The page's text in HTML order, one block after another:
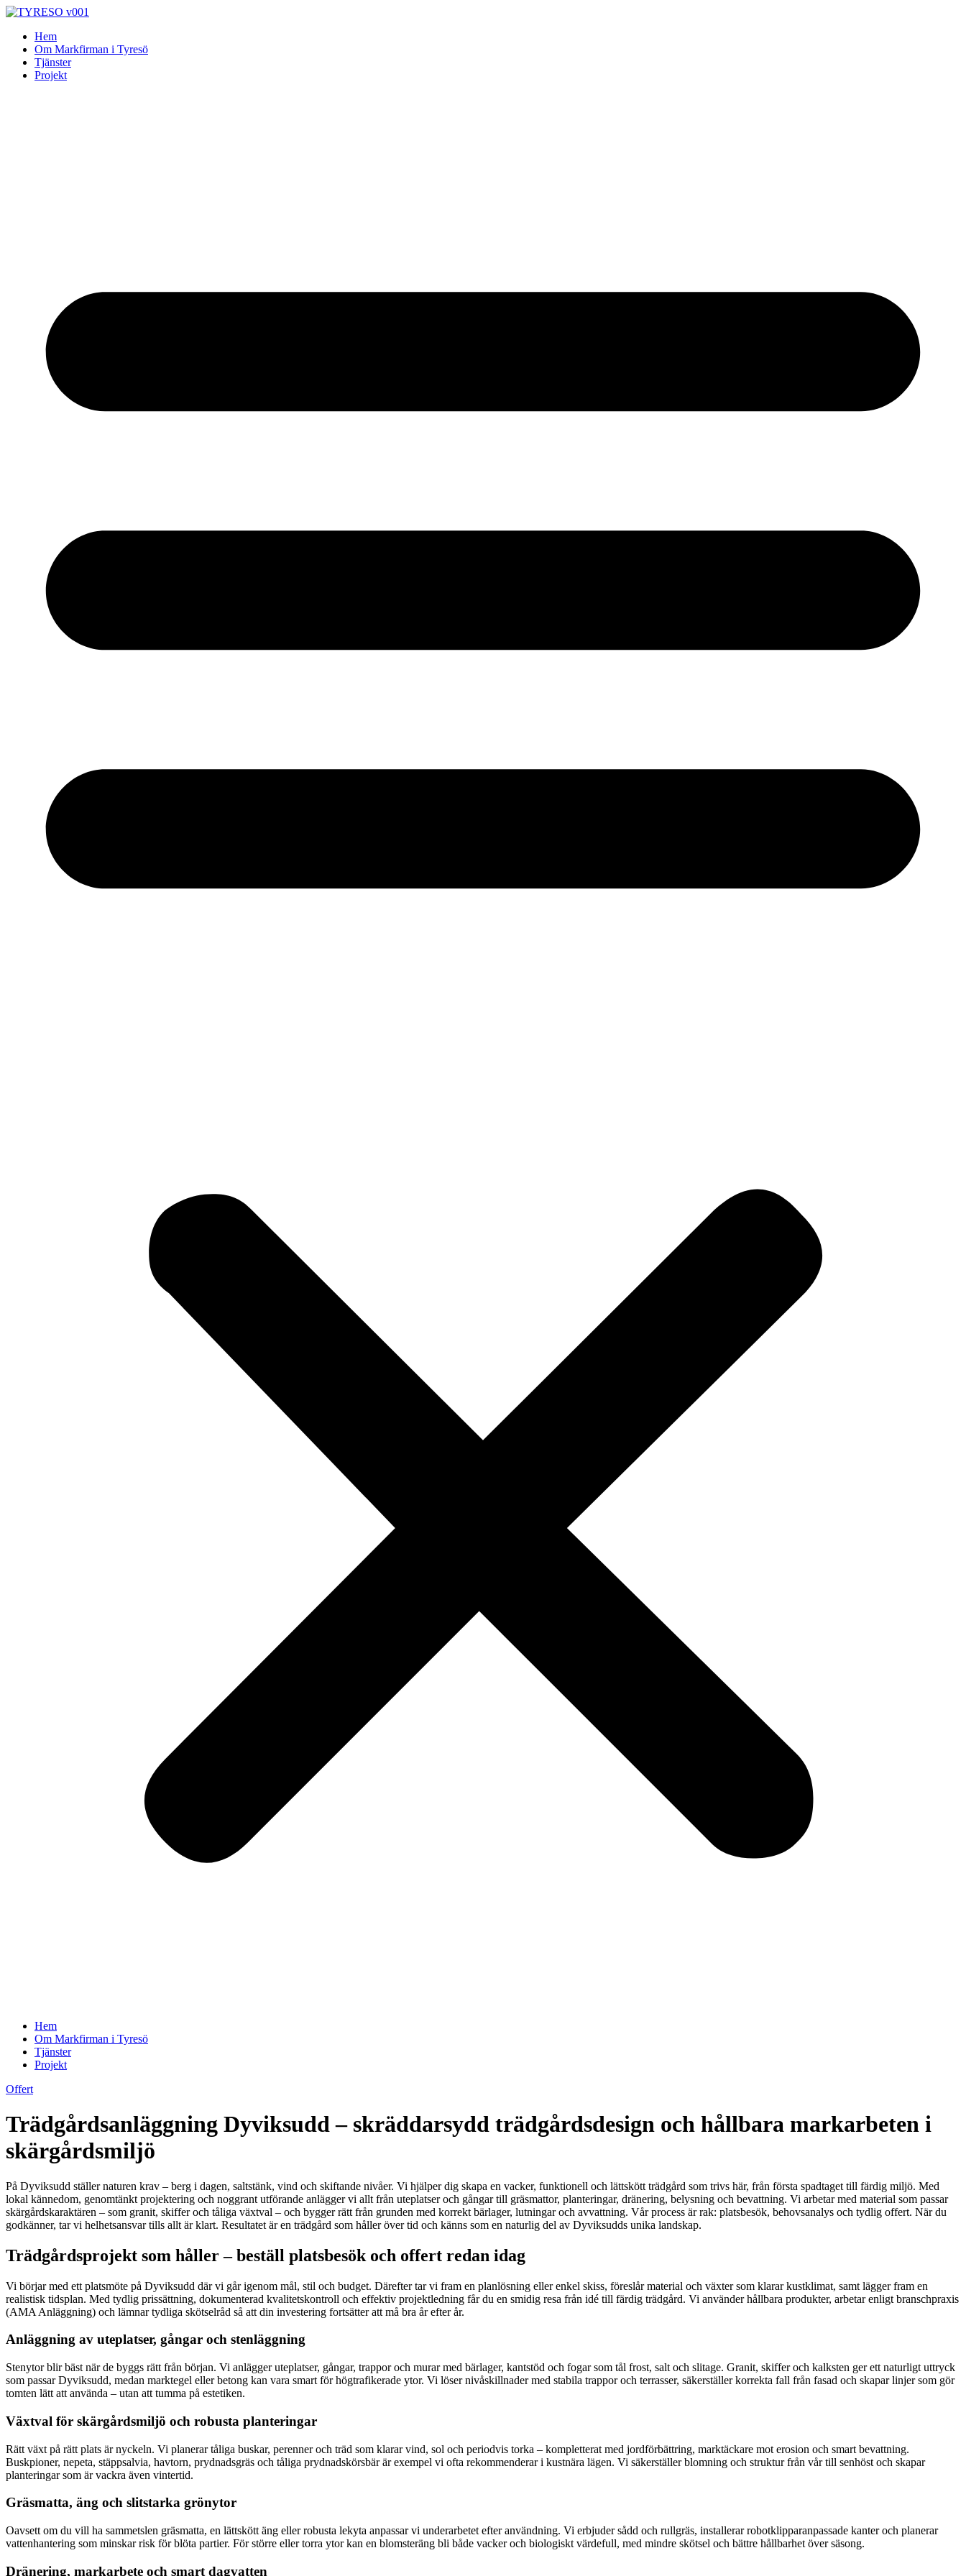
Skip
contentHem
Om Markfirman i Tyresö
Tjänster
Projekt
Hem
Om Markfirman i Tyresö
Tjänster
Projekt
Offert
Trädgårdsanläggning Dyviksudd – skräddarsydd trädgårdsdesign och hållbara markarbeten i
skärgårdsmiljö
På Dyviksudd ställer naturen krav – berg i dagen, saltstänk, vind och skiftande nivåer. Vi hjälper dig skapa en vacker, funktionell och lättskött trädgård som trivs här, från första spadtaget till färdig miljö. Med
lokal kännedom, genomtänkt projektering och noggrant utförande anlägger vi allt från uteplatser och gångar till gräsmattor, planteringar, dränering, belysning och bevattning. Vi arbetar med material som passar
skärgårdskaraktären – som granit, skiffer och tåliga växtval – och bygger rätt från grunden med korrekt bärlager, lutningar och avvattning. Vår process är rak: platsbesök, behovsanalys och tydlig offert. När du
godkänner, tar vi helhetsansvar tills allt är klart. Resultatet är en trädgård som håller över tid och känns som en naturlig del av Dyviksudds unika landskap.
Trädgårdsprojekt som håller – beställ platsbesök och offert redan idag
Vi börjar med ett platsmöte på Dyviksudd där vi går igenom mål, stil och budget. Därefter tar vi fram en planlösning eller enkel skiss, föreslår material och växter som klarar kustklimat, samt lägger fram en
realistisk tidsplan. Med tydlig prissättning, dokumenterad kvalitetskontroll och effektiv projektledning får du en smidig resa från idé till färdig trädgård. Vi använder hållbara produkter, arbetar enligt branschpraxis
(AMA Anläggning) och lämnar tydliga skötselråd så att din investering fortsätter att må bra år efter år.
Anläggning av uteplatser, gångar och stenläggning
Stenytor blir bäst när de byggs rätt från början. Vi anlägger uteplatser, gångar, trappor och murar med bärlager, kantstöd och fogar som tål frost, salt och slitage. Granit, skiffer och kalksten ger ett naturligt uttryck
som passar Dyviksudd, medan marktegel eller betong kan vara smart för högtrafikerade ytor. Vi löser nivåskillnader med stabila trappor och terrasser, säkerställer korrekta fall från fasad och skapar linjer som gör
tomten lätt att använda – utan att tumma på estetiken.
Växtval för skärgårdsmiljö och robusta planteringar
Rätt växt på rätt plats är nyckeln. Vi planerar tåliga buskar, perenner och träd som klarar vind, sol och periodvis torka – kompletterat med jordförbättring, marktäckare mot erosion och smart bevattning.
Buskpioner, nepeta, stäppsalvia, havtorn, prydnadsgräs och tåliga prydnadskörsbär är exempel vi ofta rekommenderar i kustnära lägen. Vi säkerställer blomning och struktur från vår till senhöst och skapar
planteringar som är vackra även vintertid.
Gräsmatta, äng och slitstarka grönytor
Oavsett om du vill ha sammetslen gräsmatta, en lättskött äng eller robusta lekyta anpassar vi underarbetet efter användning. Vi erbjuder sådd och rullgräs, installerar robotklipparanpassade kanter och planerar
vattenhantering som minskar risk för blöta partier. För större eller torra ytor kan en blomsteräng bli både vacker och biologiskt värdefull, med mindre skötsel och bättre hållbarhet över säsong.
Dränering, markarbete och smart dagvatten